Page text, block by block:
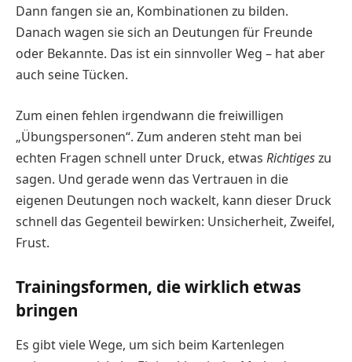
Dann fangen sie an, Kombinationen zu bilden.
Danach wagen sie sich an Deutungen für Freunde
oder Bekannte. Das ist ein sinnvoller Weg – hat aber
auch seine Tücken.
Zum einen fehlen irgendwann die freiwilligen
„Übungspersonen“. Zum anderen steht man bei
echten Fragen schnell unter Druck, etwas Richtigeszu
sagen. Und gerade wenn das Vertrauen in die
eigenen Deutungen noch wackelt, kann dieser Druck
schnell das Gegenteil bewirken: Unsicherheit, Zweifel,
Frust.
Trainingsformen, die wirklich etwas
bringen
Es gibt viele Wege, um sich beim Kartenlegen